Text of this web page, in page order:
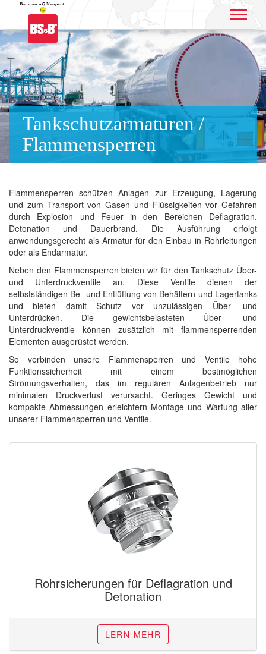
Application name
Tankschutzarmaturen /
Flammensperren
Flammensperren schützen Anlagen zur Erzeugung, Lagerung
und zum Transport von Gasen und Flüssigkeiten vor Gefahren
durch Explosion und Feuer in den Bereichen Deflagration,
Detonation und Dauerbrand. Die Ausführung erfolgt
anwendungsgerecht als Armatur für den Einbau in Rohrleitungen
oder als Endarmatur.
Neben den Flammensperren bieten wir für den Tankschutz Über-
und Unterdruckventile an. Diese Ventile dienen der
selbstständigen Be- und Entlüftung von Behältern und Lagertanks
und bieten damit Schutz vor unzulässigen Über- und
Unterdrücken. Die gewichtsbelasteten Über- und
Unterdruckventile können zusätzlich mit flammensperrenden
Elementen ausgerüstet werden.
So verbinden unsere Flammensperren und Ventile hohe
Funktionssicherheit mit einem bestmöglichen
Strömungsverhalten, das im regulären Anlagenbetrieb nur
minimalen Druckverlust verursacht. Geringes Gewicht und
kompakte Abmessungen erleichtern Montage und Wartung aller
unserer Flammensperren und Ventile.
Rohrsicherungen für Deflagration und
Detonation
LERN MEHR